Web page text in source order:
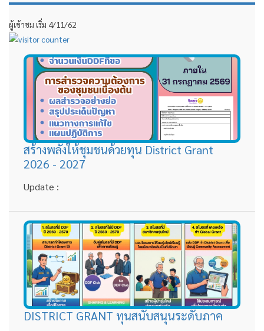
ผู้เข้าชม เริ่ม 4/11/62
สร้างพลังให้ชุมชนด้วยทุน District Grant
2026 - 2027
Update :
DISTRICT GRANT ทุนสนับสนุนระดับภาค